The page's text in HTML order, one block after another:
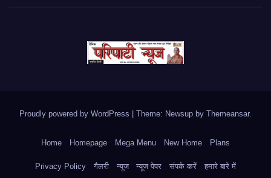
Proudly powered by WordPress Theme: Newsup by Themeansar.
Home Homepage Mega Menu New Home Plans
Privacy Policy गैलरी न्यूज न्यूज पेपर संपर्क करें हमारे बारे में